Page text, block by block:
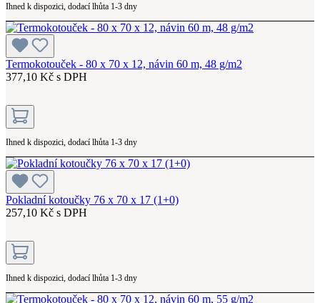
Ihned k dispozici, dodací lhůta 1-3 dny
Termokotouček - 80 x 70 x 12, návin 60 m, 48 g/m2
377,10 Kč s DPH
Ihned k dispozici, dodací lhůta 1-3 dny
Pokladní kotoučky 76 x 70 x 17 (1+0)
257,10 Kč s DPH
Ihned k dispozici, dodací lhůta 1-3 dny